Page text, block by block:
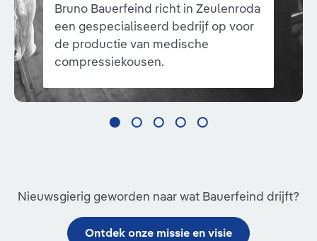
Bruno Bauerfeind richt in Zeulenroda
een gespecialiseerd bedrijf op voor
de productie van medische
compressiekousen.
Nieuwsgierig geworden naar wat Bauerfeind drijft?
Ontdek onze missie en visie